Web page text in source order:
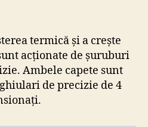
termică și a crește
acționate de șuruburi
Ambele capete sunt
de precizie de 4